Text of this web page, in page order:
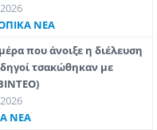
ΝΕΑ
που άνοιξε η διέλευση
τσακώθηκαν με
ΝΕΑ